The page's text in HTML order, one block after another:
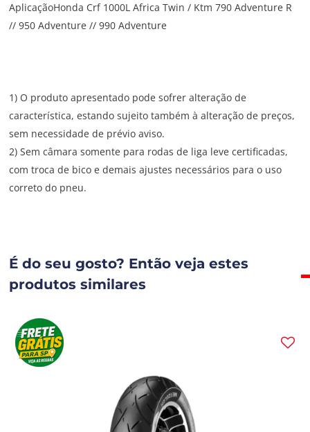
AplicaçãoHonda Crf 1000L Africa Twin / Ktm 790 Adventure R
// 950 Adventure // 990 Adventure
1) O produto apresentado pode sofrer alteração de
característica, estando sujeito também à alteração de preços,
sem necessidade de prévio aviso.
2) Sem câmara somente para rodas de liga leve certificadas,
com troca de bico e demais ajustes necessários para o uso
correto do pneu.
É do seu gosto? Então veja estes
produtos similares